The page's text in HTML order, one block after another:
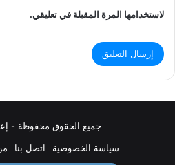
لاستخدامها المرة المقبلة في تعليقي.
جميع الحقوق محفوظة -
سياسة الخصوصية
اتصل بنا